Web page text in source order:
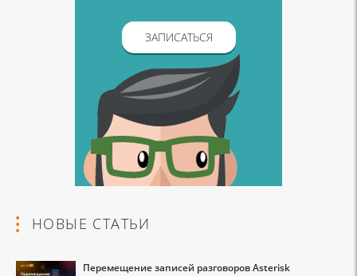
ЗАПИСАТЬСЯ
НОВЫЕ СТАТЬИ
Перемещение записей разговоров Asterisk